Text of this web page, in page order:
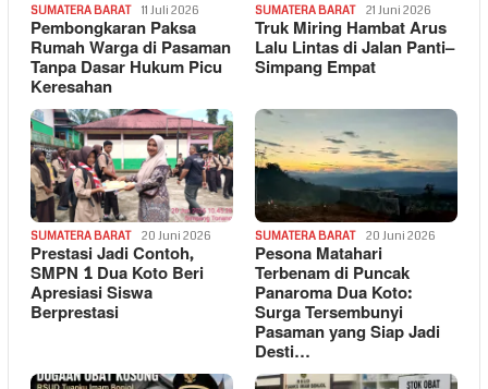
SUMATERA BARAT 11 Juli 2026
Pembongkaran Paksa
Rumah Warga di Pasaman
Tanpa Dasar Hukum Picu
Keresahan
SUMATERA BARAT 21 Juni 2026
Truk Miring Hambat Arus
Lalu Lintas di Jalan Panti–
Simpang Empat
SUMATERA BARAT 20 Juni 2026
Prestasi Jadi Contoh,
SMPN 1 Dua Koto Beri
Apresiasi Siswa
Berprestasi
SUMATERA BARAT 20 Juni 2026
Pesona Matahari
Terbenam di Puncak
Panaroma Dua Koto:
Surga Tersembunyi
Pasaman yang Siap Jadi
Desti…